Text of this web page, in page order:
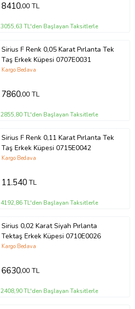
8410,00 TL
3055,63 TL'den Başlayan Taksitlerle
Sirius F Renk 0,05 Karat Pırlanta Tek
Taş Erkek Küpesi 0707E0031
Kargo Bedava
7860,00 TL
2855,80 TL'den Başlayan Taksitlerle
Sirius F Renk 0,11 Karat Pırlanta Tek
Taş Erkek Küpesi 0715E0042
Kargo Bedava
11.540TL
4192,86 TL'den Başlayan Taksitlerle
Sirius 0,02 Karat Siyah Pırlanta
Tektaş Erkek Küpesi 0710E0026
Kargo Bedava
6630,00 TL
2408,90 TL'den Başlayan Taksitlerle